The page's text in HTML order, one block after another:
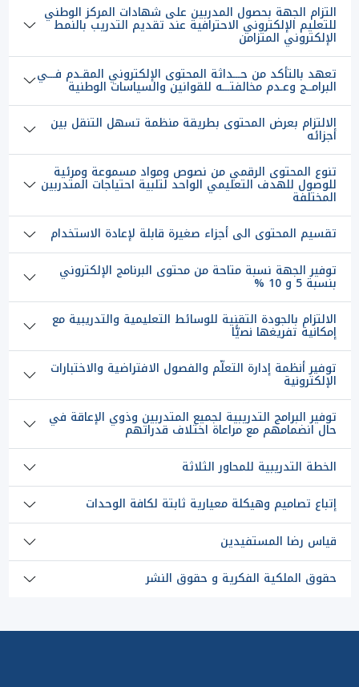
التزام الجهة بحصول المدربين على شهادات المركز الوطني
للتعليم الإلكتروني الاحترافية عند تقديم التدريب بالنمط
الإلكتروني المتزامن
تعهد بالتأكد من حـــداثة المحتوى الإلكتروني المقـدم فـــي
البرامــج وعـدم مخالفتـــه للقوانين والسياسات الوطنية
الالتزام بعرض المحتوى بطريقة منظمة تسهل التنقل بين
أجزائه
تنوع المحتوى الرقمي من نصوص ومواد مسموعة ومرئية
للوصول للهدف التعليمي الواحد لتلبية احتياجات المتدربين
المختلفة
تقسيم المحتوى الى أجزاء صغيرة قابلة لإعادة الاستخدام
توفير الجھة نسبة متاحة من محتوى البرنامج الإلكتروني
بنسبة 5 و 10 %
الالتزام بالجودة التقنية للوسائط اﻟﺘﻌﻠﻴﻤﻴﺔ واﻟﺘﺪرﻳﺒﻴﺔ مع
إﻣﻜﺎﻧﻴﺔ ﺗﻔﺮﻳﻐﻬﺎ ﻧﺼيًّا
ﺗﻮﻓﻴﺮ أﻧﻈﻤﺔ إدارة اﻟﺘﻌﻠّﻢ واﻟﻔﺼﻮل اﻻﻓﺘﺮاﺿﻴﺔ واﻻﺧﺘﺒﺎرات
اﻹﻟﻜﺘﺮوﻧﻴﺔ
توفير البرامج التدريبية لجميع المتدربين وذوي الإعاقة في
حال انضمامهم مع مراعاة اختلاف قدراتهم
الخطة التدريبية للمحاور الثلاثة
إتباع تصاميم وهيكلة معيارية ثابتة لكافة الوحدات
قياس رضا المستفيدين
حقوق الملكية الفكرية و حقوق النشر